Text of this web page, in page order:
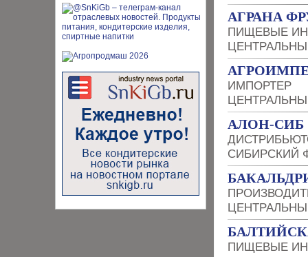
АГРАНА
ПИЩЕВЫЕ
ИМПОРТЕР
АЛОН-СИБ
СИБИРСКИЙ
ПИЩЕВЫЕ